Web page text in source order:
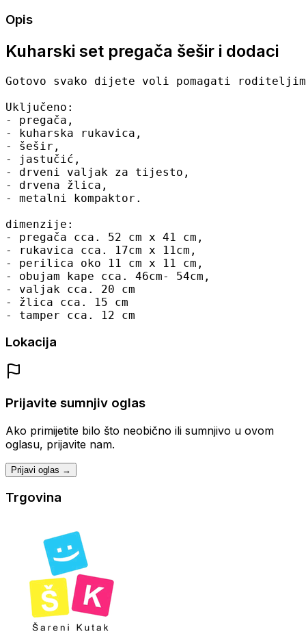
Opis
Kuharski set pregača šešir i dodaci
Gotovo svako dijete voli pomagati
Uključeno:
- pregača,
- kuharska rukavica,
- šešir,
- jastučić,
- drveni valjak za tijesto,
- drvena žlica,
- metalni kompaktor.
dimenzije:
- pregača cca. 52 cm x 41 cm,
- rukavica cca. 17cm x 11cm,
- perilica oko 11 cm x 11 cm,
- obujam kape cca. 46cm- 54cm,
- valjak cca. 20 cm
- žlica cca. 15 cm
- tamper cca. 12 cm
Lokacija
Prijavite sumnjiv oglas
Ako primijetite bilo što neobično ili sumnjivo u ovom
oglasu, prijavite nam.
Prijavi oglas →
Trgovina